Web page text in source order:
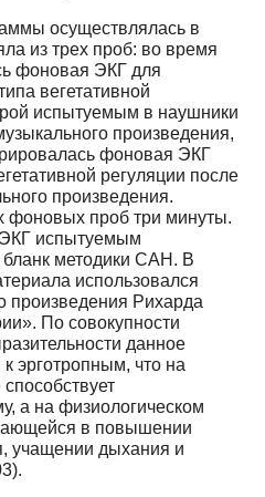
осуществлялась в
из трех проб: во время
фоновая ЭКГ для
вегетативной
испытуемым в наушники
произведения,
фоновая ЭКГ
регуляции после
произведения.
фоновых проб три минуты.
испытуемым
бланк методики САН. В
использовался
произведения Рихарда
По совокупности
данное
эрготропным, что на
а на физиологическом
в повышении
учащении дыхания и